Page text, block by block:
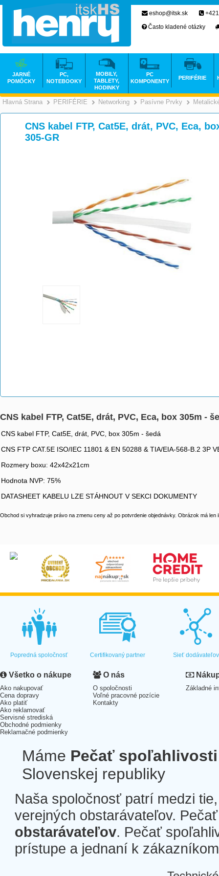
Hlavná Strana >
PERIFÉRIE >
Networking >
Pasívne Prvky
CNS kabel FTP, Cat5E, drát, PVC, Eca,
305-GR
CNS kabel FTP, Cat5E, drát, PVC, Eca, box 305m -
CNS kabel FTP, Cat5E, drát, PVC, box 305m - šedá
CNS FTP CAT.5E ISO/IEC 11801 & EN 50288 & TIA/EIA-568-B.2
Rozmery boxu: 42x42x21cm
Hodnota NVP: 75%
DATASHEET KABELU LZE STÁHNOUT V SEKCI DOKUMENTY
Obchod si vyhradzuje právo na zmenu ceny až po potvrdenie objednávky. Obrázok má len
eshop@itsk.sk
Často kladené otázky
JARNÉ
POMÔCKY
PC,
NOTEBOOKY
MOBILY,
TABLETY,
HODINKY
PC
KOMPONENTY
PERIFÉRIE
Popredná spoločnosť Certifikovaný partner Sieť dodávateľov
Všetko o nákupe
Ako nakupovať
Cena dopravy
Ako platiť
Ako reklamovať
Servisné strediská
Obchodné podmienky
Reklamačné podmienky
O nás
O spoločnosti
Voľné pracovné pozície
Kontakty
Základné
Máme Pečať spoľahlivosti
Slovenskej republiky
Naša spoločnosť patrí medzi
verejných obstarávateľov.
obstarávateľov. Pečať
prístupe a jednaní k